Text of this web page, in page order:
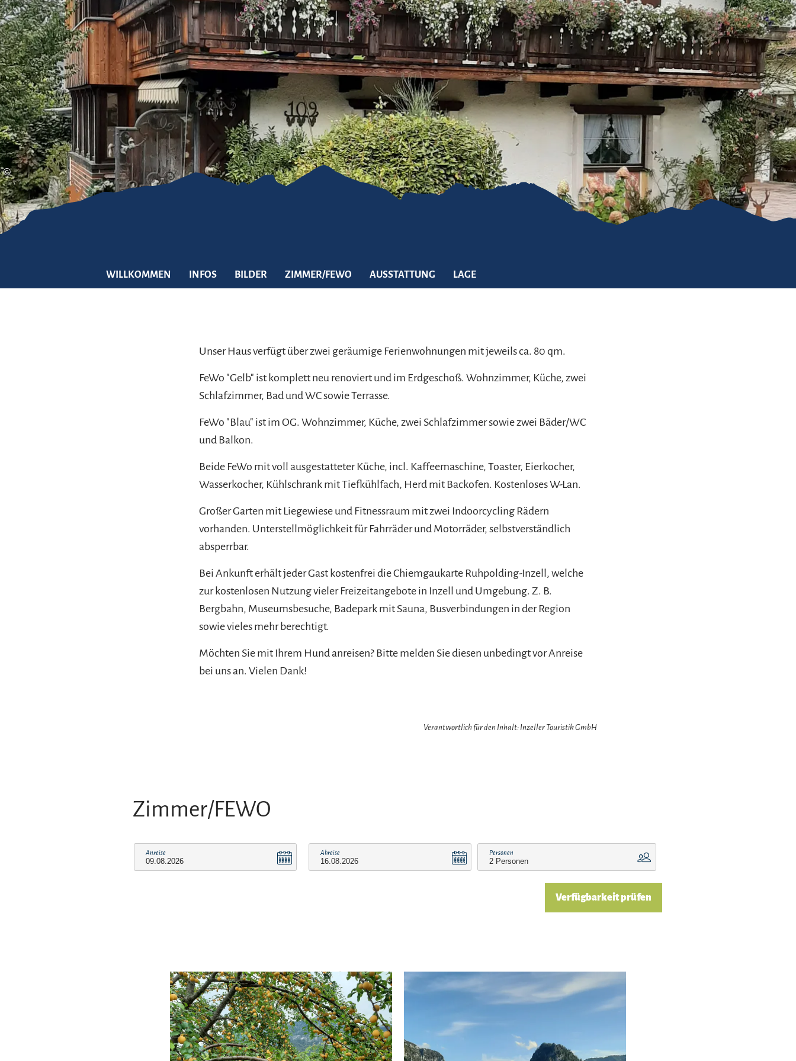
Gleitschirmfliegen &
Luftsport
Interaktive Vollbildkarte
Barrierefreiheit im
Chiemgau
Chiemgau G'schichten
©
WILLKOMMEN INFOS BILDER ZIMMER/FEWO AUSSTATTUNG LAGE
Unser Haus verfügt über zwei geräumige Ferienwohnungen mit jeweils ca. 80 qm.
FeWo "Gelb" ist komplett neu renoviert und im Erdgeschoß. Wohnzimmer, Küche, zwei
Schlafzimmer, Bad und WC sowie Terrasse.
FeWo "Blau" ist im OG. Wohnzimmer, Küche, zwei Schlafzimmer sowie zwei Bäder/WC
und Balkon.
Beide FeWo mit voll ausgestatteter Küche, incl. Kaffeemaschine, Toaster, Eierkocher,
Wasserkocher, Kühlschrank mit Tiefkühlfach, Herd mit Backofen. Kostenloses W-Lan.
Großer Garten mit Liegewiese und Fitnessraum mit zwei Indoorcycling Rädern
vorhanden. Unterstellmöglichkeit für Fahrräder und Motorräder, selbstverständlich
absperrbar.
Bei Ankunft erhält jeder Gast kostenfrei die Chiemgaukarte Ruhpolding-Inzell, welche
zur kostenlosen Nutzung vieler Freizeitangebote in Inzell und Umgebung. Z. B.
Bergbahn, Museumsbesuche, Badepark mit Sauna, Busverbindungen in der Region
sowie vieles mehr berechtigt.
Möchten Sie mit Ihrem Hund anreisen? Bitte melden Sie diesen unbedingt vor Anreise
bei uns an. Vielen Dank!
Verantwortlich für den Inhalt: Inzeller Touristik GmbH
Zimmer/FEWO
Anreise Abreise Personen
Verfügbarkeit prüfen